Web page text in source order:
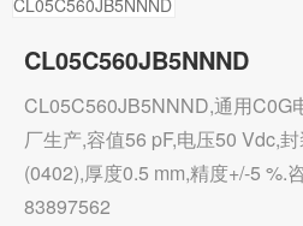
CL05C560JB5NNND
CL05C560JB5NNND,通用C0G
厂生产,容值56 pF,电压50 Vdc,
(0402),厚度0.5 mm,精度+/-5 %.
83897562